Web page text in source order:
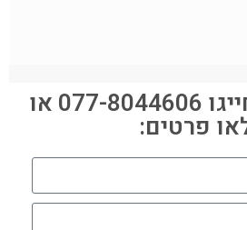
למידע נוסף חייגו 077-8044606 או
פרטים: